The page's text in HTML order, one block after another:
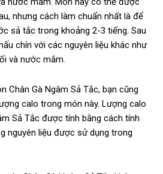
nhưng cách làm chuẩn nhất là để
sả tắc trong khoảng 2-3 tiếng. Sau
chín với các nguyên liệu khác như
và nước mắm.
Chân Gà Ngâm Sả Tắc, bạn cũng
calo trong món này. Lượng calo
Sả Tắc được tính bằng cách tính
nguyên liệu được sử dụng trong